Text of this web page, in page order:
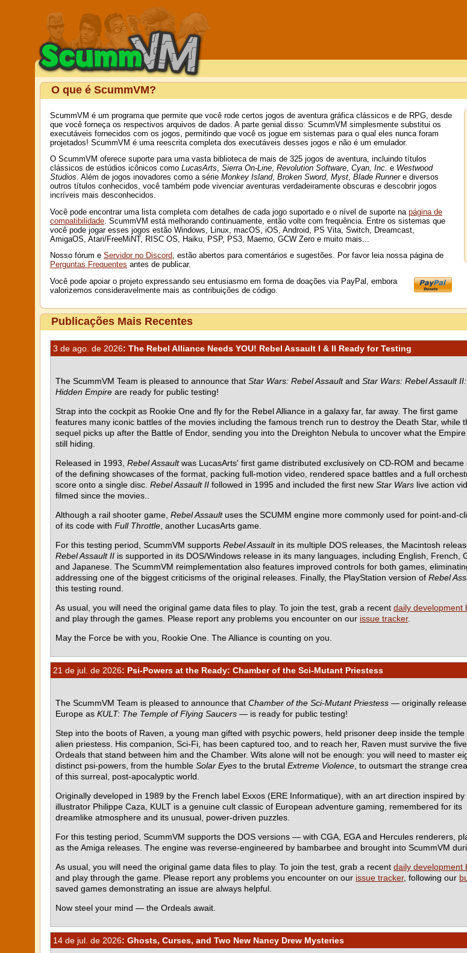
O que é ScummVM?
ScummVM é um programa que permite que você rode certos jogos de aventura gráfica clássicos e de RPG, desde
que você forneça os respectivos arquivos de dados. A parte genial disso: ScummVM simplesmente substitui os
executáveis fornecidos com os jogos, permitindo que você os jogue em sistemas para o qual eles nunca foram
projetados! ScummVM é uma reescrita completa dos executáveis desses jogos e não é um emulador.
O ScummVM oferece suporte para uma vasta biblioteca de mais de 325 jogos de aventura, incluindo títulos
clássicos de estúdios icônicos como LucasArts, Sierra On-Line, Revolution Software, Cyan, Inc. e Westwood
Studios. Além de jogos inovadores como a série Monkey Island, Broken Sword, Myst, Blade Runnere diversos
outros títulos conhecidos, você também pode vivenciar aventuras verdadeiramente obscuras e descobrir jogos
incríveis mais desconhecidos.
Você pode encontrar uma lista completa com detalhes de cada jogo suportado e o nível de suporte na página de
compatibilidade . ScummVM está melhorando continuamente, então volte com frequência. Entre os sistemas que
você pode jogar esses jogos estão Windows, Linux, macOS, iOS, Android, PS Vita, Switch, Dreamcast,
AmigaOS, Atari/FreeMiNT, RISC OS, Haiku, PSP, PS3, Maemo, GCW Zero e muito mais...
Nosso fórum e Servidor no Discord, estão abertos para comentários e sugestões. Por favor leia nossa página de
Perguntas Frequentes antes de publicar.
Você pode apoiar o projeto expressando seu entusiasmo em forma de doações via PayPal, embora
valorizemos consideravelmente mais as contribuições de código.
Publicações Mais Recentes
3 de ago. de 2026: The Rebel Alliance Needs YOU! Rebel Assault I & II Ready for Testing
The ScummVM Team is pleased to announce that Star Wars: Rebel Assaultand Star Wars: Rebel Assault
Hidden Empire are ready for public testing!
Strap into the cockpit as Rookie One and fly for the Rebel Alliance in a galaxy far, far away. The first game
features many iconic battles of the movies including the famous trench run to destroy the Death Star, while
sequel picks up after the Battle of Endor, sending you into the Dreighton Nebula to uncover what the
still hiding.
Released in 1993, Rebel Assaultwas LucasArts' first game distributed exclusively on CD-ROM and became
of the defining showcases of the format, packing full-motion video, rendered space battles and a full
score onto a single disc. Rebel Assault II followed in 1995 and included the first new Star Wars live action
filmed since the movies..
Although a rail shooter game, Rebel Assaultuses the SCUMM engine more commonly used for point-and-
of its code with Full Throttle , another LucasArts game.
For this testing period, ScummVM supports Rebel Assaultin its multiple DOS releases, the Macintosh
Rebel Assault II is supported in its DOS/Windows release in its many languages, including English, French,
and Japanese. The ScummVM reimplementation also features improved controls for both games,
addressing one of the biggest criticisms of the original releases. Finally, the PlayStation version of Rebel
this testing round.
As usual, you will need the original game data files to play. To join the test, grab a recent daily development
and play through the games. Please report any problems you encounter on our issue tracker.
May the Force be with you, Rookie One. The Alliance is counting on you.
21 de jul. de 2026: Psi-Powers at the Ready: Chamber of the Sci-Mutant Priestess
The ScummVM Team is pleased to announce that Chamber of the Sci-Mutant Priestess — originally
Europe as KULT: The Temple of Flying Saucers — is ready for public testing!
Step into the boots of Raven, a young man gifted with psychic powers, held prisoner deep inside the temple
alien priestess. His companion, Sci-Fi, has been captured too, and to reach her, Raven must survive the five
Ordeals that stand between him and the Chamber. Wits alone will not be enough: you will need to master
distinct psi-powers, from the humble Solar Eyes to the brutal Extreme Violence , to outsmart the strange
of this surreal, post-apocalyptic world.
Originally developed in 1989 by the French label Exxos (ERE Informatique), with an art direction inspired by
illustrator Philippe Caza, KULT is a genuine cult classic of European adventure gaming, remembered for its
dreamlike atmosphere and its unusual, power-driven puzzles.
For this testing period, ScummVM supports the DOS versions — with CGA, EGA and Hercules renderers,
as the Amiga releases. The engine was reverse-engineered by bambarbee and brought into ScummVM
As usual, you will need the original game data files to play. To join the test, grab a recent daily development
and play through the game. Please report any problems you encounter on our issue tracker, following our
saved games demonstrating an issue are always helpful.
Now steel your mind — the Ordeals await.
14 de jul. de 2026: Ghosts, Curses, and Two New Nancy Drew Mysteries